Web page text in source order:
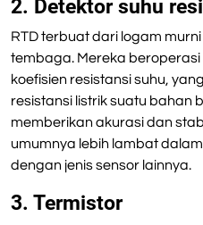
2. Detektor suhu
RTD terbuat dari logam
tembaga. Mereka
koefisien resistansi suhu,
resistansi listrik suatu bahan
memberikan akurasi dan
umumnya lebih lambat
dengan jenis sensor lainnya.
3. Termistor